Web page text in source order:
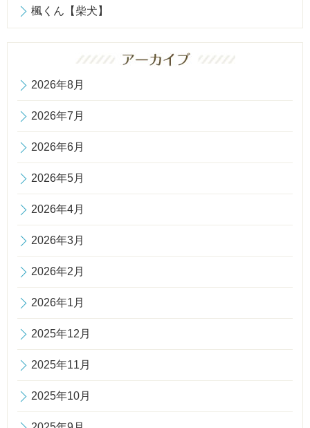
楓くん【柴犬】
2026年8月
2026年7月
2026年6月
2026年5月
2026年4月
2026年3月
2026年2月
2026年1月
2025年12月
2025年11月
2025年10月